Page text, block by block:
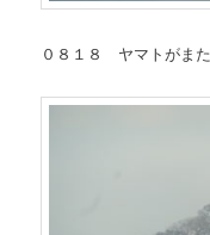
０８１８ ヤマトがまた